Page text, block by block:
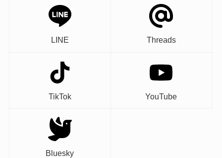
LINE Threads
TikTok YouTube
Bluesky